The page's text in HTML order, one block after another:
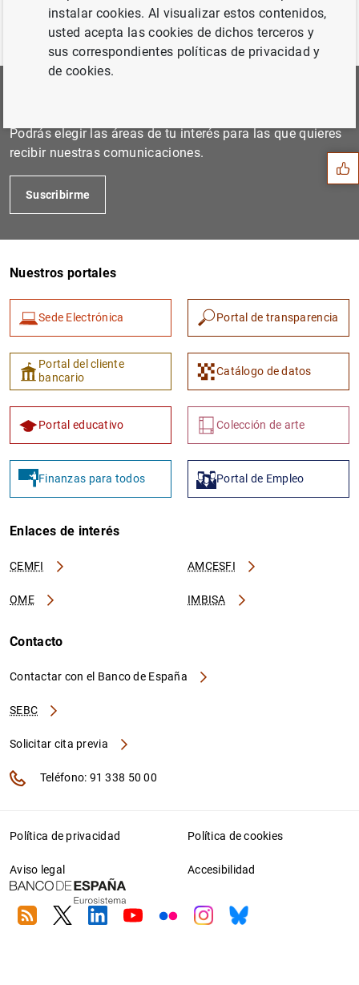
Sugerencias
1 2
Podrás elegir las áreas de tu interés para las que quieres
recibir nuestras comunicaciones.
Suscribirme
Nuestros portales
Sede Electrónica Portal de transparencia
Portal del cliente
bancario
Catálogo de datos
Portal educativo Colección de arte
Finanzas para todos Portal de Empleo
Enlaces de interés
CEMFI AMCESFI
OME IMBISA
Contacto
Contactar con el Banco de España
SEBC
Solicitar cita previa
Teléfono: 91 338 50 00
Política de privacidad Política de cookies
Aviso legal Accesibilidad
RSS TwitterLinkedin
YoutubeFlickrInstagram
Bluesky
instalar cookies. Al visualizar estos contenidos,
usted acepta las cookies de dichos terceros y
sus correspondientes políticas de privacidad y
de cookies.